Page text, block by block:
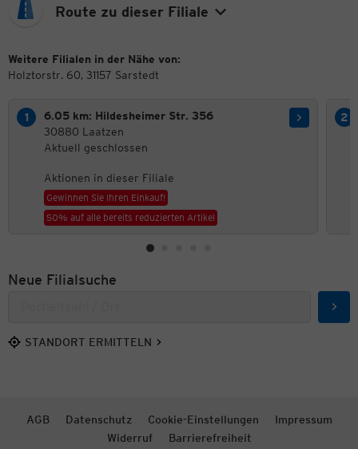
Route zu dieser Filiale
Weitere Filialen in der Nähe von:
Holztorstr. 60, 31157 Sarstedt
6.05 km: Hildesheimer Str. 356
30880 Laatzen
Aktuell geschlossen
Aktionen in dieser Filiale
Gewinnen Sie Ihren Einkauf!
50% auf alle bereits reduzierten Artikel
Neue Filialsuche
STANDORT ERMITTELN
AGB Datenschutz Cookie-Einstellungen
Impressum
Widerruf
Barrierefreiheit